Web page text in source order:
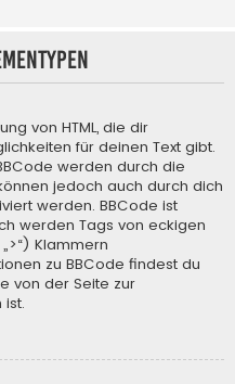
von HTML, die dir
für deinen Text gibt.
werden durch die
jedoch auch durch dich
werden. BBCode ist
werden Tags von eckigen
Klammern
zu BBCode findest du
von der Seite zur